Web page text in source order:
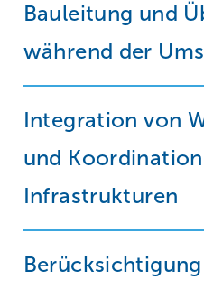
Bauleitung und
während der
Integration von
und
Infrastrukturen